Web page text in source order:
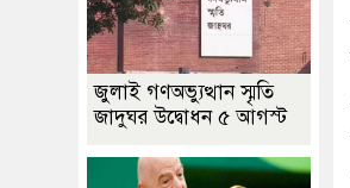
জুলাই গণঅভ্যুত্থান স্মৃতি
জাদুঘর উদ্বোধন ৫ আগস্ট